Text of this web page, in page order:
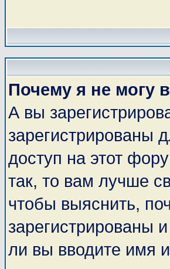
Почему я не могу
А вы
зарегистрированы
доступ на этот
так, то вам лучше
чтобы выяснить,
зарегистрированы
ли вы вводите имя